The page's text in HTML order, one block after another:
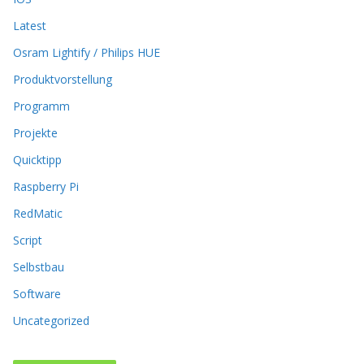
f
d
e
r
r
o
u
k
s
e
i
t
g
e
Latest
Osram Lightify / Philips HUE
Produktvorstellung
Programm
Projekte
Quicktipp
Raspberry Pi
RedMatic
Script
Selbstbau
Software
Uncategorized